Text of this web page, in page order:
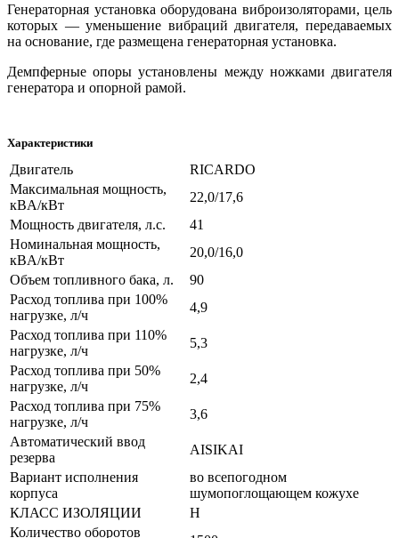
Генераторная установка оборудована виброизоляторами, цель
которых — уменьшение вибраций двигателя, передаваемых
на основание, где размещена генераторная установка.
Демпферные опоры установлены между ножками двигателя
генератора и опорной рамой.
Характеристики
Двигатель
RICARDO
Максимальная мощность,
кВA/кВт
22,0/17,6
Мощность двигателя, л.с.
41
Номинальная мощность,
кВA/кВт
20,0/16,0
Объем топливного бака, л.
90
Расход топлива при 100%
нагрузке, л/ч
4,9
Расход топлива при 110%
нагрузке, л/ч
5,3
Расход топлива при 50%
нагрузке, л/ч
2,4
Расход топлива при 75%
нагрузке, л/ч
3,6
Автоматический ввод
резерва
AISIKAI
Вариант исполнения
корпуса
во всепогодном
шумопоглощающем кожухе
КЛАСС ИЗОЛЯЦИИ
H
Количество оборотов